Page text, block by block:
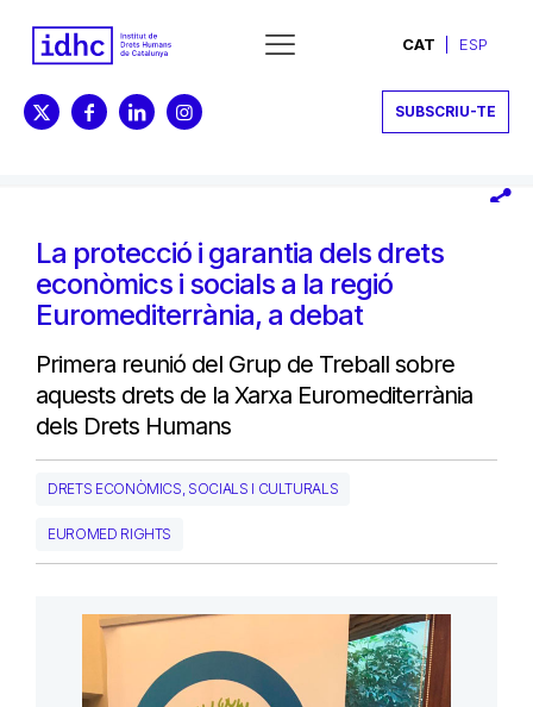
CAT ESP
SUBSCRIU-TE
La protecció i garantia dels drets
econòmics i socials a la regió
Euromediterrània, a debat
Primera reunió del Grup de Treball sobre
aquests drets de la Xarxa Euromediterrània
dels Drets Humans
DRETS ECONÒMICS, SOCIALS I CULTURALS
EUROMED RIGHTS